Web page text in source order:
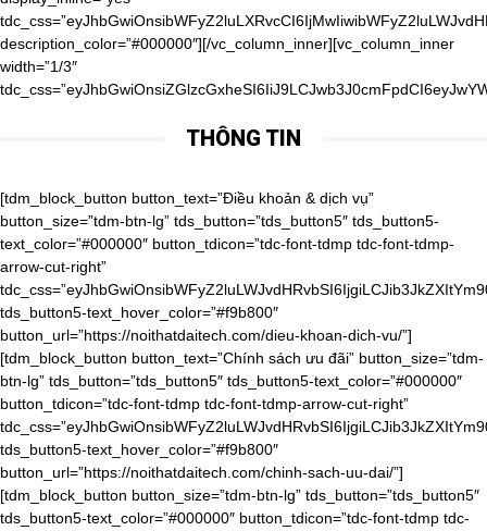
description_color=”#000000″][/vc_column_inner][vc_column_inner
width=”1/3″
THÔNG TIN
[tdm_block_button button_text=”Điều khoản & dịch vụ” button_size=”tdm-btn-lg” tds_button=”tds_button5″ tds_button5-text_color=”#000000″ button_tdicon=”tdc-font-tdmp tdc-font-tdmp-arrow-cut-right” tdc_css=”eyJhbGwiOnsibWFyZ2luLWJvdHRvbSI6IjgiLCJib3JkZXItYm90dG9tLXdpZHRoIjoiMSIsInBhZGRpbmctYm90dG9tIjoiMTAiLCJib3JkZXItc3R5bGUiOiJkYXNoZWQiLCJib3JkZXItY29sb3IiOiJyZ2JhKDAsMCwwLDAuMDYpIiwiZGlzcGxheSI6IiJ9LCJwaG9uZSI6eyJjb250ZW50LWgtYWxpZ24iOiJjb250ZW50LWhvcml6LWNlbnRlciIsImRpc3BsYXkiOiIifSwicGhvbmVfbWF4X3dpZHRoIjo3Njd9″ tds_button5-text_hover_color=”#f9b800″ button_url=”https://noithatdaitech.com/dieu-khoan-dich-vu/”][tdm_block_button button_text=”Chính sách ưu đãi” button_size=”tdm-btn-lg” tds_button=”tds_button5″ tds_button5-text_color=”#000000″ button_tdicon=”tdc-font-tdmp tdc-font-tdmp-arrow-cut-right” tdc_css=”eyJhbGwiOnsibWFyZ2luLWJvdHRvbSI6IjgiLCJib3JkZXItYm90dG9tLXdpZHRoIjoiMSIsInBhZGRpbmctYm90dG9tIjoiMTAiLCJib3JkZXItc3R5bGUiOiJkYXNoZWQiLCJib3JkZXItY29sb3IiOiJyZ2JhKDAsMCwwLDAuMDYpIiwiZGlzcGxheSI6IiJ9LCJwaG9uZSI6eyJjb250ZW50LWgtYWxpZ24iOiJjb250ZW50LWhvcml6LWNlbnRlciIsImRpc3BsYXkiOiIifSwicGhvbmVfbWF4X3dpZHRoIjo3Njd9″ tds_button5-text_hover_color=”#f9b800″ button_url=”https://noithatdaitech.com/chinh-sach-uu-dai/”][tdm_block_button button_size=”tdm-btn-lg” tds_button=”tds_button5″ tds_button5-text_color=”#000000″ button_tdicon=”tdc-font-tdmp tdc-font-tdmp-arrow-cut-right” tdc_css=”eyJhbGwiOnsibWFyZ2luLWJvdHRvbSI6IjgiLCJib3JkZXItYm90dG9tLXdpZHRoIjoiMSIsInBhZGRpbmctYm90dG9tIjoiMTAiLCJib3JkZXItc3R5bGUiOiJkYXNoZWQiLCJib3JkZXItY29sb3IiOiJyZ2JhKDAsMCwwLDAuMDYpIiwiZGlzcGxheSI6IiJ9LCJwaG9uZSI6eyJjb250ZW50LWgtYWxpZ24iOiJjb250ZW50LWhvcml6LWNlbnRlciIsImRpc3BsYXkiOiIifSwicGhvbmVfbWF4X3dpZHRoIjo3Njd9″ tds_button5-text_hover_color=”#f9b800″ button_text=”Phiếu quà tặng” button_url=”https://noithatdaitech.com/phieu-qua-tang/”][tdm_block_button button_size=”tdm-btn-lg” tds_button=”tds_button5″ tds_button5-text_color=”#000000″ button_tdicon=”tdc-font-tdmp tdc-font-tdmp-arrow-cut-right” tdc_css=”eyJhbGwiOnsibWFyZ2luLWJvdHRvbSI6IjgiLCJib3JkZXItYm90dG9tLXdpZHRoIjoiMSIsInBhZGRpbmctYm90dG9tIjoiMTAiLCJib3JkZXItc3R5bGUiOiJkYXNoZWQiLCJib3JkZXItY29sb3IiOiJyZ2JhKDAsMCwwLDAuMDYpIiwiZGlzcGxheSI6IiJ9LCJwaG9uZSI6eyJjb250ZW50LWgtYWxpZ24iOiJjb250ZW50LWhvcml6LWNlbnRlciIsImRpc3BsYXkiOiIifSwicGhvbmVfbWF4X3dpZHRoIjo3Njd9″ tds_button5-text_hover_color=”#f9b800″ button_text=”Cơ hội hợp tác” button_url=”https://noithatdaitech.com/co-hoi-hop-tac/”][tdm_block_button button_size=”tdm-btn-lg” tds_button=”tds_button5″ tds_button5-text_color=”#000000″ button_tdicon=”tdc-font-tdmp tdc-font-tdmp-arrow-cut-right” tdc_css=”eyJhbGwiOnsibWFyZ2luLWJvdHRvbSI6IjgiLCJib3JkZXItYm90dG9tLXdpZHRoIjoiMSIsInBhZGRpbmctYm90dG9tIjoiMTAiLCJib3JkZXItc3R5bGUiOiJkYXNoZWQiLCJib3JkZXItY29sb3IiOiJyZ2JhKDAsMCwwLDAuMDYpIiwiZGlzcGxheSI6IiJ9LCJwaG9uZSI6eyJjb250ZW50LWgtYWxpZ24iOiJjb250ZW50LWhvcml6LWNlbnRlciIsImRpc3BsYXkiOiIifSwicGhvbmVfbWF4X3dpZHRoIjo3Njd9″ tds_button5-text_hover_color=”#f9b800″ button_text=”Thanh toán đảm bảo” button_url=”https://noithatdaitech.com/thanh-toan-dam-bao/”][tdm_block_button button_size=”tdm-btn-lg” tds_button=”tds_button5″ tds_button5-text_color=”#000000″ button_tdicon=”tdc-font-tdmp tdc-font-tdmp-arrow-cut-right” tdc_css=”eyJhbGwiOnsibWFyZ2luLWJvdHRvbSI6IjgiLCJib3JkZXItYm90dG9tLXdpZHRoIjoiMSIsInBhZGRpbmctYm90dG9tIjoiMTAiLCJib3JkZXItc3R5bGUiOiJkYXNoZWQiLCJib3JkZXItY29sb3IiOiJyZ2JhKDAsMCwwLDAuMDYpIiwiZGlzcGxheSI6IiJ9LCJwaG9uZSI6eyJjb250ZW50LWgtYWxpZ24iOiJjb250ZW50LWhvcml6LWNlbnRlciIsImRpc3BsYXkiOiIifSwicGhvbmVfbWF4X3dpZHRoIjo3Njd9″ tds_button5-text_hover_color=”#f9b800″ button_text=”Thời gian và chi phí giao hàng” button_url=”https://noithatdaitech.com/thoi-gian-va-chi-phi-giao-hang/”][tdm_block_button button_size=”tdm-btn-lg” tds_button=”tds_button5″ tds_button5-text_color=”#000000″ button_tdicon=”tdc-font-tdmp tdc-font-tdmp-arrow-cut-right” tdc_css=”eyJhbGwiOnsibWFyZ2luLWJvdHRvbSI6IjgiLCJib3JkZXItYm90dG9tLXdpZHRoIjoiMSIsInBhZGRpbmctYm90dG9tIjoiMTAiLCJib3JkZXItc3R5bGUiOiJkYXNoZWQiLCJib3JkZXItY29sb3IiOiJyZ2JhKDAsMCwwLDAuMDYpIiwiZGlzcGxheSI6IiJ9LCJwaG9uZSI6eyJjb250ZW50LWgtYWxpZ24iOiJjb250ZW50LWhvcml6LWNlbnRlciIsImRpc3BsYXkiOiIifSwicGhvbmVfbWF4X3dpZHRoIjo3Njd9″ tds_button5-text_hover_color=”#f9b800″ button_text=”Hoàn trả & đổi trả” button_url=”https://noithatdaitech.com/hoan-tra-doi-tra/”][tdm_block_button button_size=”tdm-btn-lg” tds_button=”tds_button5″ tds_button5-text_color=”#000000″ button_tdicon=”tdc-font-tdmp tdc-font-tdmp-arrow-cut-right” tdc_css=”eyJhbGwiOnsibWFyZ2luLWJvdHRvbSI6IjgiLCJwYWRkaW5nLWJvdHRvbSI6IjEwIiwiZGlzcGxheSI6IiJ9LCJwaG9uZSI6eyJjb250ZW50LWgtYWxpZ24iOiJjb250ZW50LWhvcml6LWNlbnRlciIsImRpc3BsYXkiOiIifSwicGhvbmVfbWF4X3dpZHRoIjo3Njd9″ tds_button5-text_hover_color=”#f9b800″ button_text=”Chính sách bảo mật” button_url=”https://noithatdaitech.com/chinh-sach-bao-mat/”][/vc_column_inner][vc_column_inner width=”1/3″ tdc_css=”eyJwb3J0cmFpdCI6eyJwYWRkaW5nLXRvcCI6IjQwIiwid2lkdGgiOiIxMDAlIiwiZGlzcGxheSI6IiJ9LCJwb3J0cmFpdF9tYXhfd2lkdGgiOjEwMTgsInBvcnRyYWl0X21pbl93aWR0aCI6NzY4fQ==”][tdm_block_column_title title_text=”RyVFMSVCQiU4Q0klMjBOR0FZJTIwQ0hPJTIwQ0glQzMlOUFORyUyMFQlQzMlOTRJJTIwMjQlMkY3″ title_tag=”h4″ title_size=”tdm-title-sm” content_align_horizontal=”content-horiz-center” tdc_css=”eyJhbGwiOnsibWFyZ2luLXRvcCI6Ii0xMCIsIm1hcmdpbi1ib3R0b20iOiItMTAiLCJ6LWluZGV4IjoiMiIsImRpc3BsYXkiOiIifSwicG9ydHJhaXQiOnsiY29udGVudC1oLWFsaWduIjoiY29udGVudC1ob3Jpei1jZW50ZXIiLCJkaXNwbGF5IjoiIn0sInBvcnRyYWl0X21heF93aWR0aCI6MTAxOCwicG9ydHJhaXRfbWluX3dpZHRoIjo3NjgsInBob25lIjp7Im1hcmdpbi10b3AiOiIxMCIsImNvbnRlbnQtaC1hbGlnbiI6ImNvbnRlbnQtaG9yaXotcmlnaHQiLCJkaXNwbGF5IjoiIn0sInBob25lX21heF93aWR0aCI6NzY3fQ==”][tdm_block_column_title title_text=”JTNDYSUyMGhyZWYlM0QlMjJ0ZWwlM0EwOTgxNTUxODU1JTIyJTNFJTNDc3BhbiUyMHN0eWxlJTNEJTIyZm9udC1zaXplJTNBMzRweCUzQiUyMGZvbnQtd2VpZ2h0JTNBJTIwNjAwJTNCJTIyJTNFKCUyQjg0KSUyMDk4JTIwMTU1MSUyMDg1NSUzQyUyRnNwYW4lM0UlM0MlMkZhJTNF” title_tag=”h4″ title_size=”tdm-title-md” content_align_horizontal=”content-horiz-center” tdc_css=”eyJhbGwiOnsiei1pbmRleCI6IjIiLCJkaXNwbGF5IjoiIn0sImxhbmRzY2FwZSI6eyJtYXJnaW4tbGVmdCI6Ii00MCIsIndpZHRoIjoiYXV0byIsImNvbnRlbnQtaC1hbGlnbiI6ImNvbnRlbnQtaG9yaXotcmlnaHQiLCJkaXNwbGF5IjoiYmxvY2sifSwibGFuZHNjYXBlX21heF93aWR0aCI6MTE0MCwibGFuZHNjYXBlX21pbl93aWR0aCI6MTAxOSwicG9ydHJhaXQiOnsiY29udGVudC1oLWFsaWduIjoiY29udGVudC1ob3Jpei1jZW50ZXIiLCJkaXNwbGF5IjoiIn0sInBvcnRyYWl0X21heF93aWR0aCI6MTAxOCwicG9ydHJhaXRfbWluX3dpZHRoIjo3Njh9″][vc_raw_html]JTNDaWZyYW1lJTIwc3JjJTNEJTIyaHR0cHMlM0ElMkYlMkZ3d3cuZmFjZWJvb2suY29tJTJGcGx1Z2lucyUyRnBhZ2UucGhwJTNGaHJlZiUzRGh0dHBzJTI1M0ElMjUyRiUyNTJGd3d3LmZhY2Vib29rLmNvbSUyNTJGbm9pdGhhdGRhaXRlY2gudm4lMjZ0YWJzJTNEbWVzc2FnZXMlMjZ3aWR0aCUzRDM0MCUyNmhlaWdodCUzRDQwMCUyNnNtYWxsX2hlYWRlciUzRGZhbHNlJTI2YWRhcHRfY29udGFpbmVyX3dpZHRoJTNEdHJ1ZSUyNmhpZGVfY292ZXIlM0RmYWxzZSUyNnNob3dfZmFjZXBpbGUlM0R0cnVlJTI2YXBwSWQlMjIlMjB3aWR0aCUzRCUyMjM0MCUyMiUyMGhlaWdodCUzRCUyMjQwMCUyMiUyMHN0eWxlJTNEJTIyYm9yZGVyJTNBbm9uZSUzQm92ZXJmbG93JTNBaGlkZGVuJTIyJTIwc2Nyb2xsaW5nJTNEJTIybm8lMjIlMjBmcmFtZWJvcmRlciUzRCUyMjAlMjIlMjBhbGxvd1RyYW5zcGFyZW5jeSUzRCUyMnRydWUlMjIlMjBhbGxvdyUzRCUyMmVuY3J5cHRlZC1tZWRpYSUyMiUzRSUzQyUyRmlmcmFtZSUzRQ==[/vc_raw_html][/vc_column_inner][/vc_row_inner][vc_row_inner tdc_css=”eyJhbGwiOnsibWFyZ2luLXRvcCI6IjIwIiwibWFyZ2luLWJvdHRvbSI6IjIwIiwicGFkZGluZy10b3AiOiIyMCIsInBhZGRpbmctYm90dG9tIjoiMjAiLCJiYWNrZ3JvdW5kLWltYWdlIjoidXJsKFwiaHR0cHM6Ly9ub2l0aGF0ZGFpdGVjaC5jb20vd3AtY29udGVudC91cGxvYWRzLzIwMTkvMDMveHh4X2RvdHNfeHh4LnBuZ1wiKSIsImJhY2tncm91bmQtc3R5bGUiOiJyZXBlYXQiLCJvcGFjaXR5IjoiMC4xIiwiei1pbmRleCI6IjIiLCJjb250ZW50LWgtYWxpZ24iOiJjb250ZW50LWhvcml6LWNlbnRlciIsImRpc3BsYXkiOiIifX0=”][vc_column_inner][tdm_block_icon_box tdicon_id=”tdc-font-tdmp tdc-font-tdmp-old-phone” icon_padding=”1″ title_tag=”h4″ title_size=”tdm-title-xxsm” description=”JTNDYSUyMGhyZWYlM0QlMjJ0ZWwlM0EwOTgxNTUxODU1JTIyJTNFJTNDc3BhbiUyMHN0eWxlJTNEJTIyY29sb3IlM0ElMjAlMjMwMDAlM0IlMjIlM0UoJTJCODQpJTIwOTglMjAxNTUxJTIwODU1JTNDJTJGc3BhbiUzRSUzQyUyRmElM0U=” button_size=”tdm-btn-md” button_tdicon=”tdc-font-fa tdc-font-fa-long-arrow-right” tds_button=”tds_button3″ content_align_horizontal=”content-horiz-left” tds_icon_box=”tds_icon_box2″ tds_icon_box2-title_top_space=”-3″ title_text=”SG90bGluZSUzQQ==” tdc_css=”eyJhbGwiOnsibWFyZ2luLXJpZ2h0IjoiNTAiLCJtYXJnaW4tYm90dG9tIjoiMCIsIm1hcmdpbi1sZWZ0IjoiNTAiLCJ3aWR0aCI6IjIyMCIsImRpc3BsYXkiOiJpbmxpbmUtYmxvY2sifSwibGFuZHNjYXBlIjp7Im1hcmdpbi1yaWdodCI6IjIwIiwibWFyZ2luLWxlZnQiOiIyMCIsImRpc3BsYXkiOiJpbmxpbmUtYmxvY2sifSwibGFuZHNjYXBlX21heF93aWR0aCI6MTE0MCwibGFuZHNjYXBlX21pbl93aWR0aCI6MTAxOSwicG9ydHJhaXQiOnsibWFyZ2luLWJvdHRvbSI6IjIwIiwibWFyZ2luLWxlZnQiOiIwIiwiZGlzcGxheSI6IiJ9LCJwb3J0cmFpdF9tYXhfd2lkdGgiOjEwMTgsInBvcnRyYWl0X21pbl93aWR0aCI6NzY4LCJwaG9uZSI6eyJtYXJnaW4tcmlnaHQiOiIwIiwibWFyZ2luLWJvdHRvbSI6IjIwIiwibWFyZ2luLWxlZnQiOiIwIiwiZGlzcGxheSI6IiJ9LCJwaG9uZV9tYXhfd2lkdGgiOjc2N30=” tds_icon_box2-description_bottom_space=”0″ tds_icon_box2-title_bottom_space=”-24″ tds_icon1-color=”eyJ0eXBlIjoiZ3JhZGllbnQiLCJjb2xvcjEiOiIjZjliODAwIiwiY29sb3IyIjoiI2ZjZDIwMCIsIm1peGVkQ29sb3JzIjpbXSwiZGVncmVlIjoiOTAiLCJjc3MiOiJiYWNrZ3JvdW5kOiAtd2Via2l0LWxpbmVhci1ncmFkaWVudCg5MGRlZywjZmNkMjAwLCNmOWI4MDApO2JhY2tncm91bmQ6IGxpbmVhci1ncmFkaWVudCg5MGRlZywjZmNkMjAwLCNmOWI4MDApOyIsImNzc1BhcmFtcyI6IjkwZGVnLCNmY2QyMDAsI2Y5YjgwMCJ9″ tds_title1-title_color=”#606060″ tds_icon_box2-icon_box_description_color=”#000000″][tdm_block_icon_box tdicon_id=”tdc-font-tdmp tdc-font-tdmp-24h” icon_padding=”1″ title_tag=”h4″ title_size=”tdm-title-xxsm” description=”VDIlMjAtJTIwVDclM0ElMjAwOCUzQTAwJTIwLSUyMDE3JTNBMDA=” button_size=”tdm-btn-md” button_tdicon=”tdc-font-fa tdc-font-fa-long-arrow-right” tds_button=”tds_button3″ content_align_horizontal=”content-horiz-left” tds_icon_box=”tds_icon_box2″ tds_icon_box2-title_top_space=”-3″ title_text=”R2klRTElQkIlOUQlMjBsJUMzJUEwbSUyMHZpJUUxJUJCJTg3YyUzQQ==” tdc_css=”eyJhbGwiOnsibWFyZ2luLXJpZ2h0IjoiNTAiLCJtYXJnaW4tYm90dG9tIjoiMCIsIm1hcmdpbi1sZWZ0IjoiNTAiLCJ3aWR0aCI6IjIzMCIsImRpc3BsYXkiOiJpbmxpbmUtYmxvY2sifSwibGFuZHNjYXBlIjp7Im1hcmdpbi1yaWdodCI6IjIwIiwibWFyZ2l